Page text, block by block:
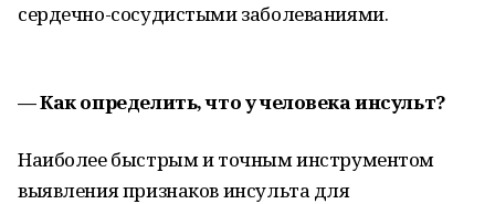
сердечно-сосудистыми заболеваниями.
— Как определить, что у человека инсульт?
Наиболее быстрым и точным инструментом
выявления признаков инсульта для